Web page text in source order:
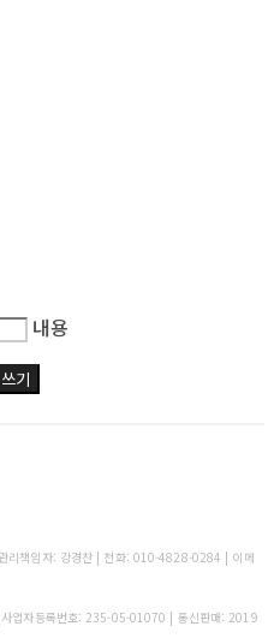
내용
기
리책임자: 강경찬 | 전화: 010-4828-0284 | 이메
업자등록번호:235-05-01070 | 통신판매:2019